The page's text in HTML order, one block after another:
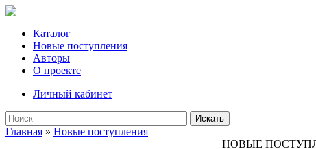
Каталог
Новые поступления
Авторы
О проекте
Личный кабинет
Искать
Главная » Новые поступления
НОВЫЕ